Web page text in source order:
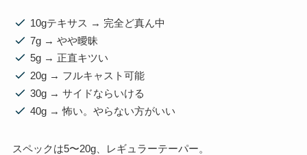
10gテキサス → 完全ど真ん中
7g → やや曖昧
5g → 正直キツい
20g → フルキャスト可能
30g → サイドならいける
40g → 怖い。やらない方がいい
スペックは5〜20g、レギュラーテーパー。